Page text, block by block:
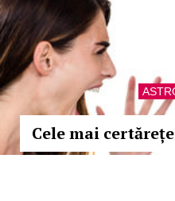
Cele mai